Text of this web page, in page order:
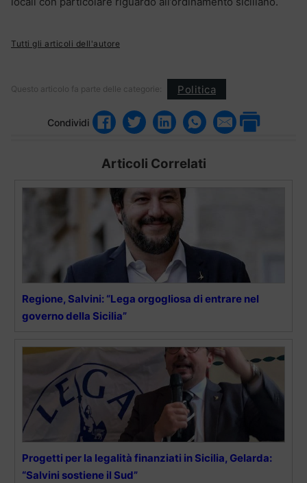
Tutti gli articoli dell'autore
Questo articolo fa parte delle categorie: Politica
Condividi
Articoli Correlati
Regione, Salvini: “Lega orgogliosa di entrare nel
governo della Sicilia”
Progetti per la legalità finanziati in Sicilia, Gelarda:
“Salvini sostiene il Sud”